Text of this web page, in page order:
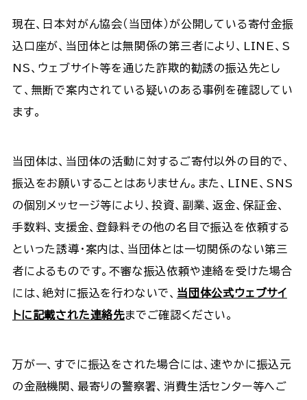
現在、日本対がん協会（当団体）が公開している寄付金振
込口座が、当団体とは無関係の第三者により、LINE、S
NS、ウェブサイト等を通じた詐欺的勧誘の振込先とし
て、無断で案内されている疑いのある事例を確認してい
ます。
当団体は、当団体の活動に対するご寄付以外の目的で、
振込をお願いすることはありません。また、LINE、SNS
の個別メッセージ等により、投資、副業、返金、保証金、
手数料、支援金、登録料その他の名目で振込を依頼する
といった誘導・案内は、当団体とは一切関係のない第三
者によるものです。不審な振込依頼や連絡を受けた場合
には、絶対に振込を行わないで、 当団体公式ウェブサイ
トに記載された連絡先までご確認ください。
万が一、すでに振込をされた場合には、速やかに振込元
の金融機関、最寄りの警察署、消費生活センター等へご